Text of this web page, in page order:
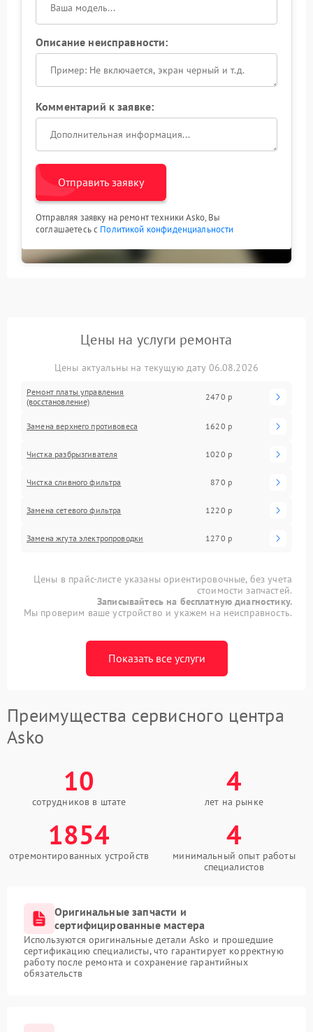
Описание неисправности:
Комментарий к заявке:
Отправить заявку
Отправляя заявку на ремонт техники Asko, Вы
соглашаетесь с Политикой конфиденциальности
Цены на услуги ремонта
Цены актуальны на текущую дату 06.08.2026
Ремонт платы управления
(восстановление)
2470 р
Замена верхнего противовеса 1620 р
Чистка разбрызгивателя 1020 р
Чистка сливного фильтра 870 р
Замена сетевого фильтра 1220 р
Замена жгута электропроводки 1270 р
Цены в прайс-листе указаны ориентировочные, без учета
стоимости запчастей.
Записывайтесь на бесплатную диагностику.
Мы проверим ваше устройство и укажем на неисправность.
Показать все услуги
Преимущества сервисного центра
Asko
10
сотрудников в штате
4
лет на рынке
1854
отремонтированных устройств
4
минимальный опыт работы
специалистов
Оригинальные запчасти и
сертифицированные мастера
Используются оригинальные детали Asko и прошедшие
сертификацию специалисты, что гарантирует корректную
работу после ремонта и сохранение гарантийных
обязательств